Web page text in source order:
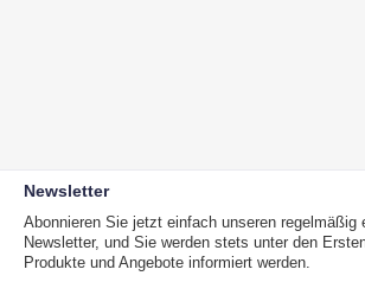
Newsletter
Abonnieren Sie jetzt einfach unseren regelmäßig
Newsletter, und Sie werden stets unter den
Produkte und Angebote informiert werden.